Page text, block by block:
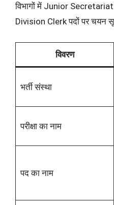
विभागों में Junior
Division Clerk पदों पर चयन
विवरण
भर्ती संस्था
परीक्षा का नाम
पद का नाम